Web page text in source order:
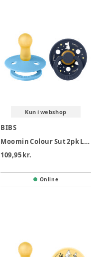
Kun i webshop
BIBS
Moomin Colour Sut 2pk Latex Str 2 - Breeze
109,95 kr.
Online